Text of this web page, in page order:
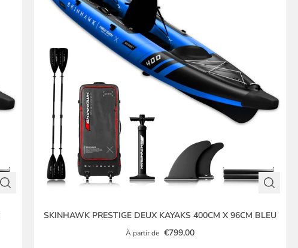
SKINHAWK PRESTIGE DEUX KAYAKS 400CM X 96CM BLEU
À partir de €799,00